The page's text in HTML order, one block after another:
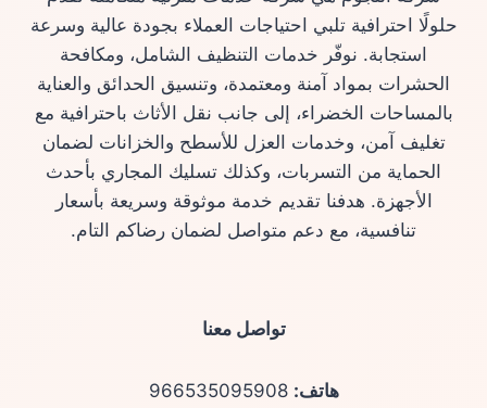
حلولًا احترافية تلبي احتياجات العملاء بجودة عالية وسرعة
استجابة. نوفّر خدمات التنظيف الشامل، ومكافحة
الحشرات بمواد آمنة ومعتمدة، وتنسيق الحدائق والعناية
بالمساحات الخضراء، إلى جانب نقل الأثاث باحترافية مع
تغليف آمن، وخدمات العزل للأسطح والخزانات لضمان
الحماية من التسربات، وكذلك تسليك المجاري بأحدث
الأجهزة. هدفنا تقديم خدمة موثوقة وسريعة بأسعار
تنافسية، مع دعم متواصل لضمان رضاكم التام.
تواصل معنا
هاتف: 966535095908